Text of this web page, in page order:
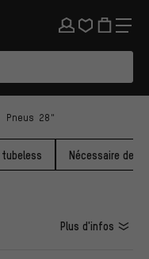
Pneus 28"
Nécessaire de
Plus d'infos